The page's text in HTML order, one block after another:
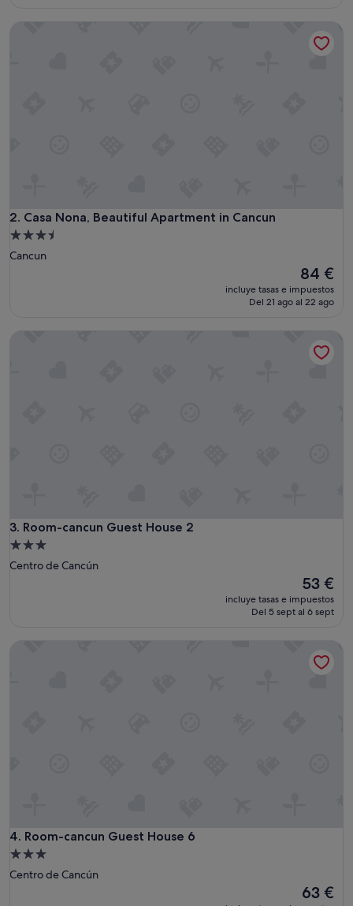
2. Casa Nona, Beautiful Apartment in Cancun
Casa Nona, Beautiful Apartment in Cancun
Alojamiento
de
Cancun
El
precio
actual
84 €
incluye tasas e impuestos
Del 21 ago al 22 ago
3. Room-cancun Guest House 2
Room-cancun Guest House 2
Alojamiento
de
Centro de Cancún
El
precio
actual
53 €
incluye tasas e impuestos
Del 5 sept al 6 sept
4. Room-cancun Guest House 6
Room-cancun Guest House 6
Alojamiento
de
Centro de Cancún
El
63 €